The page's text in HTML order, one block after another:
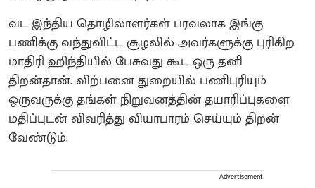
வட இந்திய தொழிலாளர்கள் பரவலாக இங்கு
பணிக்கு வந்துவிட்ட சூழலில் அவர்களுக்கு புரிகிற
மாதிரி ஹிந்தியில் பேசுவது கூட ஒரு தனி
திறன்தான். விற்பனை துறையில் பணிபுரியும்
ஒருவருக்கு தங்கள் நிறுவனத்தின் தயாரிப்புகளை
மதிப்புடன் விவரித்து வியாபாரம் செய்யும் திறன்
வேண்டும்.
Advertisement